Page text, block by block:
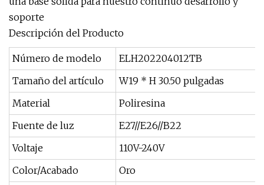
soporte
Descripción del Producto
Número de modelo
ELH202204012TB
Tamaño del artículo
W19 * H 30.50 pulgadas
Material
Poliresina
Fuente de luz
E27//E26//B22
Voltaje
110V-240V
Color/Acabado
Oro